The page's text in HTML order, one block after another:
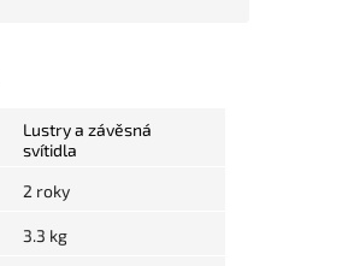
Lustry a závěsná
svítidla
2 roky
3.3 kg